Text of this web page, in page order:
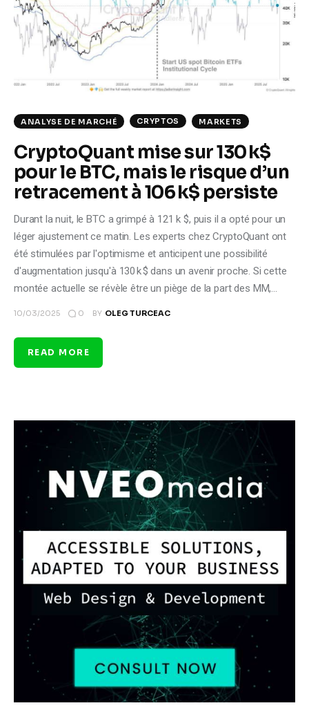
Climate
Markets
Tech
Reports
Shop
ANALYSE DE MARCHÉ CRYPTOS MARKETS
CryptoQuant mise sur 130 k$
pour le BTC, mais le risque d’un
retracement à 106 k$ persiste
Durant la nuit, le BTC a grimpé à 121 k $, puis il a opté pour un
léger ajustement ce matin. Les experts chez CryptoQuant ont
été stimulées par l'optimisme et anticipent une possibilité
d'augmentation jusqu'à 130 k $ dans un avenir proche. Si cette
montée actuelle se révèle être un piège de la part des MM,…
10/03/2025 0 BY OLEG TURCEAC
READ MORE